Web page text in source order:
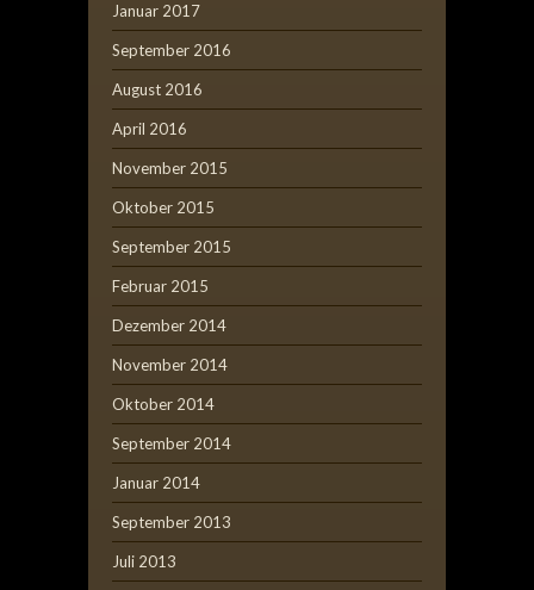
Januar 2017
September 2016
August 2016
April 2016
November 2015
Oktober 2015
September 2015
Februar 2015
Dezember 2014
November 2014
Oktober 2014
September 2014
Januar 2014
September 2013
Juli 2013